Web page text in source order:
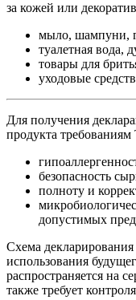
за кожей или
мыло, шампуни,
туалетная вода,
товары для
уходовые
Для получения
продукта
безопасность
полноту и
допустимых
Схема декларирования
использования
распространяется на
также требует